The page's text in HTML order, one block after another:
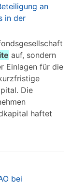
an
in der
auf, sondern
Einlagen für die
Die
haftet
bei